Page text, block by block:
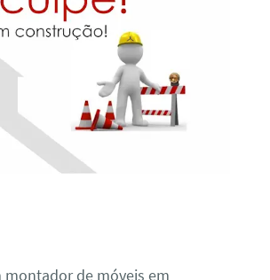
montador de móveis em